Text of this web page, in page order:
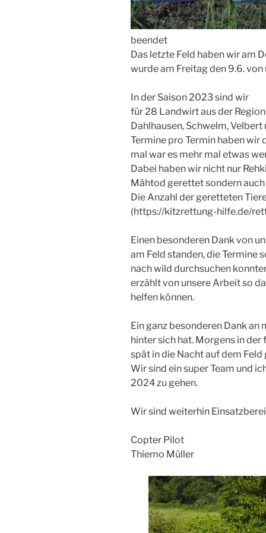
beendet
Das letzte Feld haben wir am
wurde am Freitag den 9.6. von
In der Saison 2023 sind wir
für 28 Landwirt aus der
Dahlhausen, Schwelm,
Termine pro Termin haben
mal war es mehr mal etwas
Dabei haben wir nicht nur
Mähtod gerettet sondern
Die Anzahl der geretteten
(https://kitzrettung-hilfe.de/
Einen besonderen Dank von
am Feld standen, die Termine
nach wild durchsuchen
erzählt von unsere Arbeit so
helfen können.
Ein ganz besonderen Dank an
hinter sich hat. Morgens in
spät in die Nacht auf dem
Wir sind ein super Team und
2024 zu gehen.
Wir sind weiterhin
Copter Pilot
Thiemo Müller